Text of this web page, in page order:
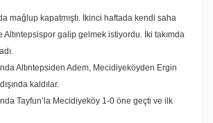
mağlup kapatmıştı. İkinci haftada kendi saha
galip gelmek istiyordu. İki takımda
Altıntepsiden Adem, Mecidiyeköyden Ergin
kaldılar.
Tayfun’la Mecidiyeköy 1-0 öne geçti ve ilk